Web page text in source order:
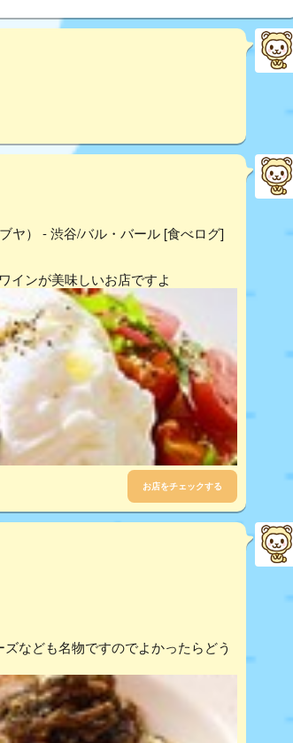
ヤ） - 渋谷/バル・バール [食べログ]
インが美味しいお店ですよ
お店をチェックする
なども名物ですのでよかったらどう